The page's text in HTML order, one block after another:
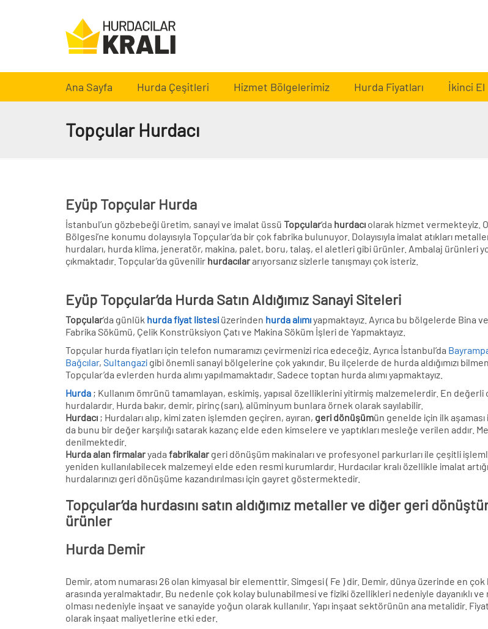
Ana Sayfa Hurda Çeşitleri Hizmet Bölgelerimiz Hurda Fiyatları İkinci El
Topçular Hurdacı
Eyüp Topçular Hurda
İstanbul’un gözbebeği üretim, sanayi ve imalat üssü Topçular‘da hurdacı olarak hizmet vermekteyiz.
Bölgesi’ne konumu dolayısıyla Topçular’da bir çok fabrika bulunuyor. Dolayısıyla imalat atıkları
hurdaları, hurda klima, jeneratör, makina, palet, boru, talaş, el aletleri gibi ürünler. Ambalaj ürünleri
çıkmaktadır. Topçular’da güvenilir hurdacılararıyorsanız sizlerle tanışmayı çok isteriz.
Eyüp Topçular’da Hurda Satın Aldığımız Sanayi Siteleri
Topçular‘da günlük hurda fiyat listesiüzerinden hurda alımıyapmaktayız. Ayrıca bu bölgelerde Bina ve
Fabrika Sökümü, Çelik Konstrüksiyon Çatı ve Makina Söküm İşleri de Yapmaktayız.
Topçular hurda fiyatları için telefon numaramızı çevirmenizi rica edeceğiz. Ayrıca İstanbul’da
Bağcılar, Sultangazi gibi önemli sanayi bölgelerine çok yakındır. Bu ilçelerde de hurda aldığımızı
Topçular’da evlerden hurda alımı yapılmamaktadır. Sadece toptan hurda alımı yapmaktayız.
Hurda ; Kullanım ömrünü tamamlayan, eskimiş, yapısal özelliklerini yitirmiş malzemelerdir. En değerli
hurdalardır. Hurda bakır, demir, pirinç (sarı), alüminyum bunlara örnek olarak sayılabilir.
Hurdacı ; Hurdaları alıp, kimi zaten işlemden geçiren, ayıran, geri dönüşümün genelde için ilk aşaması
da bunu bir değer karşılığı satarak kazanç elde eden kimselere ve yaptıkları mesleğe verilen addır.
denilmektedir.
Hurda alan firmalaryada fabrikalar geri dönüşüm makinaları ve profesyonel parkurları ile çeşitli
yeniden kullanılabilecek malzemeyi elde eden resmi kurumlardır. Hurdacılar kralı özellikle imalat
hurdalarınızı geri dönüşüme kazandırılması için gayret göstermektedir.
Topçular’da hurdasını satın aldığımız metaller ve diğer geri
ürünler
Hurda Demir
Demir, atom numarası 26 olan kimyasal bir elementtir. Simgesi ( Fe ) dir. Demir, dünya üzerinde en
arasında yeralmaktadır. Bu nedenle çok kolay bulunabilmesi ve fiziki özellikleri nedeniyle dayanıklı
olması nedeniyle inşaat ve sanayide yoğun olarak kullanılır. Yapı inşaat sektörünün ana metalidir.
olarak inşaat maliyetlerine etki eder.